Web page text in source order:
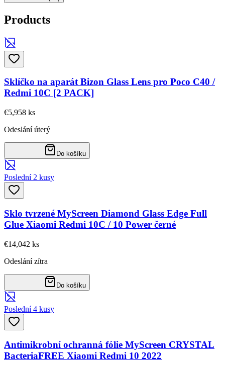
Products
Sklíčko na aparát Bizon Glass Lens pro Poco C40 /
Redmi 10C [2 PACK]
€5,958 ks
Odeslání úterý
Do košíku
Poslední 2 kusy
Sklo tvrzené MyScreen Diamond Glass Edge Full
Glue Xiaomi Redmi 10C / 10 Power černé
€14,042 ks
Odeslání zítra
Do košíku
Poslední 4 kusy
Antimikrobní ochranná fólie MyScreen CRYSTAL
BacteriaFREE Xiaomi Redmi 10 2022